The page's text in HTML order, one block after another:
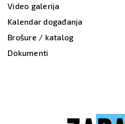
Video galerija
Kalendar događanja
Brošure / katalog
Dokumenti